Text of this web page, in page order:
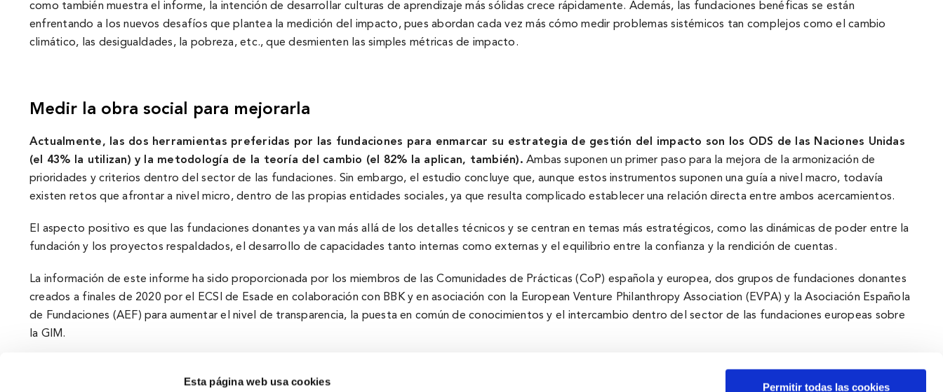
Esta página web usa cookies Permitir todas las cookies
como también muestra el informe, la intención de desarrollar culturas de aprendizaje más sólidas crece rápidamente. Además, las fundaciones benéficas se están
enfrentando a los nuevos desafí­os que plantea la medición del impacto, pues abordan cada vez más cómo medir problemas sistémicos tan complejos como el cambio
climático, las desigualdades, la pobreza, etc., que desmienten las simples métricas de impacto.
Medir la obra social para mejorarla
Actualmente, las dos herramientas preferidas por las fundaciones para enmarcar su estrategia de gestión del impacto son los ODS de las Naciones Unidas
(el 43% la utilizan) y la metodologí­a de la teorí­a del cambio (el 82% la aplican, también). Ambas suponen un primer paso para la mejora de la armonización de
prioridades y criterios dentro del sector de las fundaciones. Sin embargo, el estudio concluye que, aunque estos instrumentos suponen una guí­a a nivel macro, todaví­a
existen retos que afrontar a nivel micro, dentro de las propias entidades sociales, ya que resulta complicado establecer una relación directa entre ambos acercamientos.
El aspecto positivo es que las fundaciones donantes ya van más allá de los detalles técnicos y se centran en temas más estratégicos, como las dinámicas de poder entre la
fundación y los proyectos respaldados, el desarrollo de capacidades tanto internas como externas y el equilibrio entre la confianza y la rendición de cuentas.
La información de este informe ha sido proporcionada por los miembros de las Comunidades de Prácticas (CoP) española y europea, dos grupos de fundaciones donantes
creados a finales de 2020 por el ECSI de Esade en colaboración con BBK y en asociación con la European Venture Philanthropy Association (EVPA) y la Asociación Española
de Fundaciones (AEF) para aumentar el nivel de transparencia, la puesta en común de conocimientos y el intercambio dentro del sector de las fundaciones europeas sobre
la GIM.